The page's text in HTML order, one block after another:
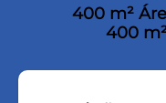
400 m²
400